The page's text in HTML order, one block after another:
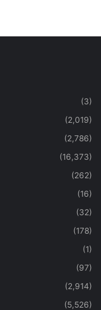
(3)
(2,019)
(2,786)
(16,373)
(262)
(16)
(32)
(178)
(1)
(97)
(2,914)
(5,526)